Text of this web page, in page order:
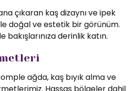
çıkaran kaş dizaynı ve ipek
doğal ve estetik bir görünüm.
bakışlarınıza derinlik katın.
ağda, kaş bıyık alma ve